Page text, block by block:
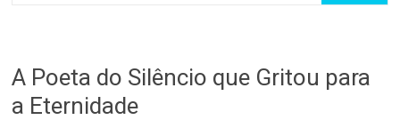
A Poeta do Silêncio que Gritou para
a Eternidade